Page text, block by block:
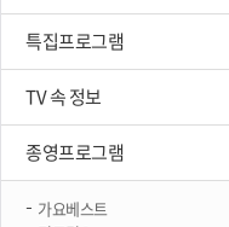
특집프로그램
TV 속 정보
종영프로그램
가요베스트